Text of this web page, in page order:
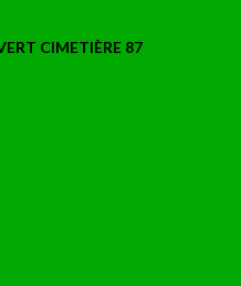
CIMETIÈRE 87